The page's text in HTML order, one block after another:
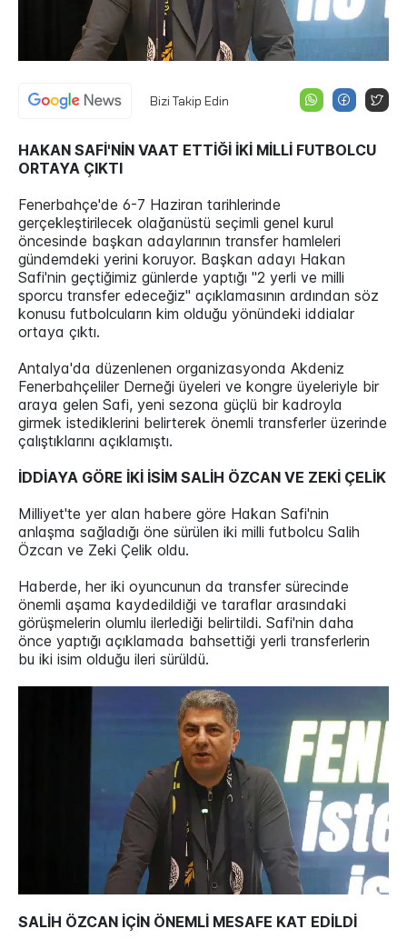
Bizi Takip Edin
HAKAN SAFİ'NİN VAAT ETTİĞİ İKİ MİLLİ FUTBOLCU
ORTAYA ÇIKTI
Fenerbahçe'de 6-7 Haziran tarihlerinde
gerçekleştirilecek olağanüstü seçimli genel kurul
öncesinde başkan adaylarının transfer hamleleri
gündemdeki yerini koruyor. Başkan adayı Hakan
Safi'nin geçtiğimiz günlerde yaptığı "2 yerli ve milli
sporcu transfer edeceğiz" açıklamasının ardından söz
konusu futbolcuların kim olduğu yönündeki iddialar
ortaya çıktı.
Antalya'da düzenlenen organizasyonda Akdeniz
Fenerbahçeliler Derneği üyeleri ve kongre üyeleriyle bir
araya gelen Safi, yeni sezona güçlü bir kadroyla
girmek istediklerini belirterek önemli transferler üzerinde
çalıştıklarını açıklamıştı.
İDDİAYA GÖRE İKİ İSİM SALİH ÖZCAN VE ZEKİ ÇELİK
Milliyet'te yer alan habere göre Hakan Safi'nin
anlaşma sağladığı öne sürülen iki milli futbolcu Salih
Özcan ve Zeki Çelik oldu.
Haberde, her iki oyuncunun da transfer sürecinde
önemli aşama kaydedildiği ve taraflar arasındaki
görüşmelerin olumlu ilerlediği belirtildi. Safi'nin daha
önce yaptığı açıklamada bahsettiği yerli transferlerin
bu iki isim olduğu ileri sürüldü.
SALİH ÖZCAN İÇİN ÖNEMLİ MESAFE KAT EDİLDİ